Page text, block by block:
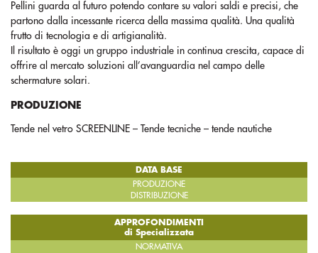
Pellini guarda al futuro potendo contare su valori saldi e precisi, che
partono dalla incessante ricerca della massima qualità. Una qualità
frutto di tecnologia e di artigianalità.
Il risultato è oggi un gruppo industriale in continua crescita, capace di
offrire al mercato soluzioni all’avanguardia nel campo delle
schermature solari.
PRODUZIONE
Tende nel vetro SCREENLINE – Tende tecniche – tende nautiche
DATA BASE
PRODUZIONE
DISTRIBUZIONE
APPROFONDIMENTI
di Specializzata
NORMATIVA